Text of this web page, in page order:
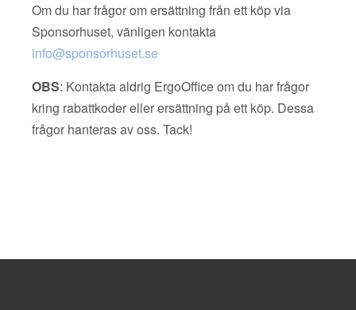
Om du har frågor om ersättning från ett köp via
Sponsorhuset, vänligen kontakta
info@sponsorhuset.se
OBS: Kontakta aldrig ErgoOffice om du har frågor
kring rabattkoder eller ersättning på ett köp. Dessa
frågor hanteras av oss. Tack!